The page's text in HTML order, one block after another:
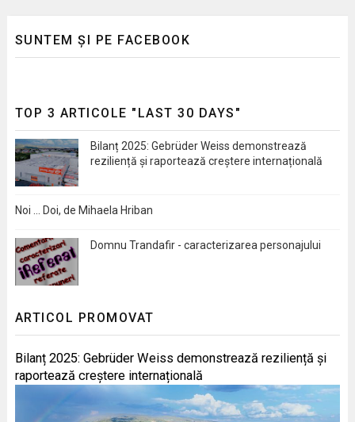
SUNTEM ȘI PE FACEBOOK
TOP 3 ARTICOLE "LAST 30 DAYS"
Bilanț 2025: Gebrüder Weiss demonstrează
reziliență și raportează creștere internațională
Noi … Doi, de Mihaela Hriban
Domnu Trandafir - caracterizarea personajului
ARTICOL PROMOVAT
Bilanț 2025: Gebrüder Weiss demonstrează reziliență și
raportează creștere internațională